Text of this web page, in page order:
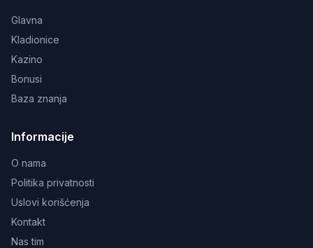
Glavna
Kladionice
Kazino
Bonusi
Baza znanja
Informacije
O nama
Politika privatnosti
Uslovi korišćenja
Kontakt
Nas tim